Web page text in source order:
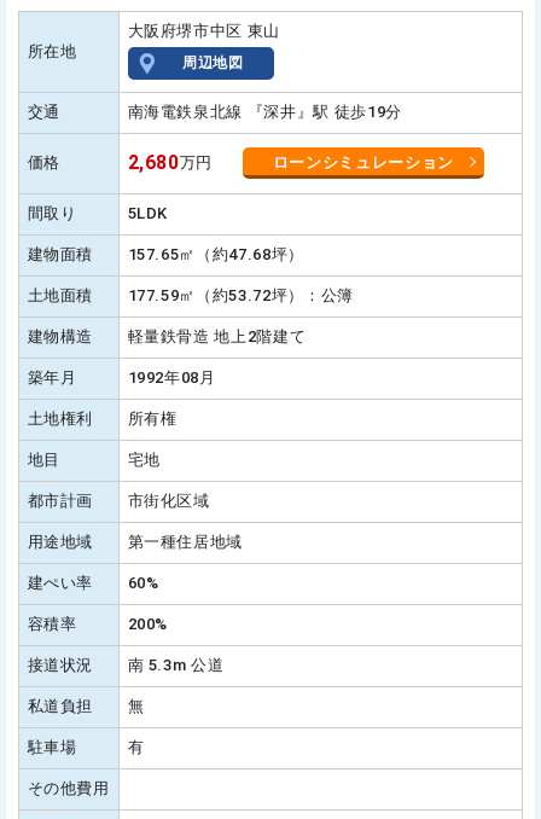
所在地
大阪府堺市中区 東山
周辺地図
交通 南海電鉄泉北線 『深井』駅 徒歩19分
価格 2,680万円 ローンシミュレーション
間取り 5LDK
建物面積 157.65㎡（約47.68坪）
土地面積 177.59㎡（約53.72坪）：公簿
建物構造 軽量鉄骨造 地上2階建て
築年月 1992年08月
土地権利 所有権
地目 宅地
都市計画 市街化区域
用途地域 第一種住居地域
建ぺい率 60%
容積率 200%
接道状況 南 5.3m 公道
私道負担 無
駐車場 有
その他費用